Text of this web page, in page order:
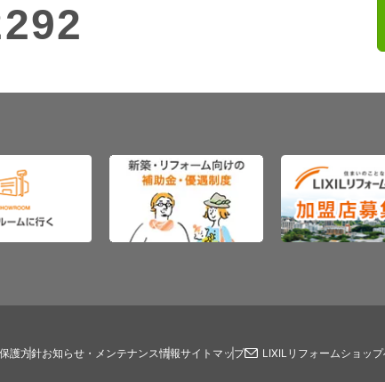
護方針お知らせ・メンテナンス情報サイトマップ LIXILリフォームショッ